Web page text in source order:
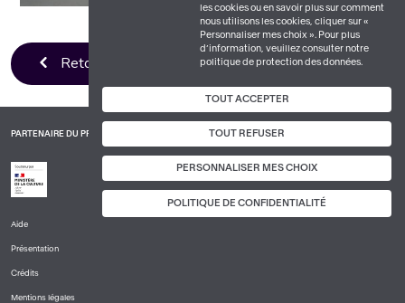
les cookies ou en savoir plus sur comment
nous utilisons les cookies, cliquer sur «
Personnaliser mes choix ». Pour plus
d’information, veuillez consulter notre
politique de protection des données.
TOUT ACCEPTER
TOUT REFUSER
PERSONNALISER MES CHOIX
POLITIQUE DE CONFIDENTIALITÉ
Retour à la liste
PARTENAIRE DU PROJET
DE
PAGE
1
Aide
Présentation
Crédits
Mentions légales